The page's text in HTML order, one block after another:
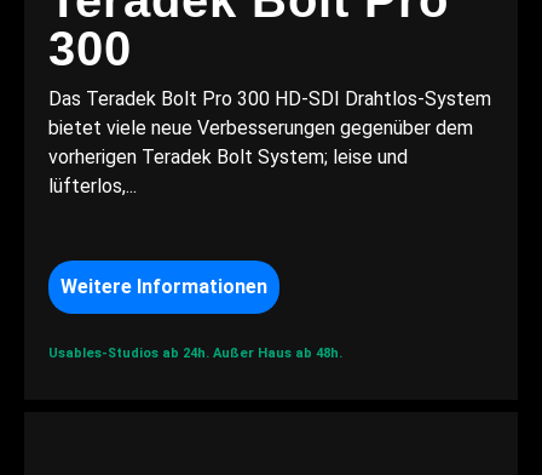
300
Das Teradek Bolt Pro 300 HD-SDI Drahtlos-System
bietet viele neue Verbesserungen gegenüber dem
vorherigen Teradek Bolt System; leise und
lüfterlos,...
Weitere Informationen
Usables-Studios ab 24h. Außer Haus ab 48h.